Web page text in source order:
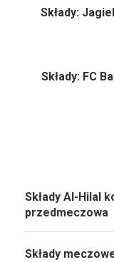
Składy:
Składy: FC
Składy Al-Hilal
przedmeczowa
Składy